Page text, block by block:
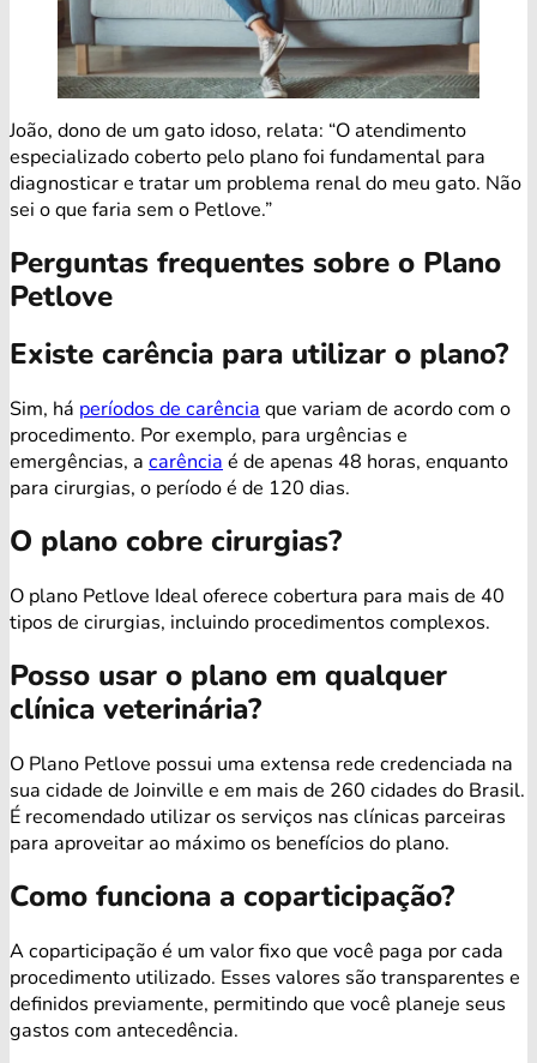
João, dono de um gato idoso, relata: “O atendimento
especializado coberto pelo plano foi fundamental para
diagnosticar e tratar um problema renal do meu gato. Não
sei o que faria sem o Petlove.”
Perguntas frequentes sobre o Plano
Petlove
Existe carência para utilizar o plano?
Sim, há períodos de carência que variam de acordo com o
procedimento. Por exemplo, para urgências e
emergências, a carência é de apenas 48 horas, enquanto
para cirurgias, o período é de 120 dias.
O plano cobre cirurgias?
O plano Petlove Ideal oferece cobertura para mais de 40
tipos de cirurgias, incluindo procedimentos complexos.
Posso usar o plano em qualquer
clínica veterinária?
O Plano Petlove possui uma extensa rede credenciada na
sua cidade de Joinville e em mais de 260 cidades do Brasil.
É recomendado utilizar os serviços nas clínicas parceiras
para aproveitar ao máximo os benefícios do plano.
Como funciona a coparticipação?
A coparticipação é um valor fixo que você paga por cada
procedimento utilizado. Esses valores são transparentes e
definidos previamente, permitindo que você planeje seus
gastos com antecedência.